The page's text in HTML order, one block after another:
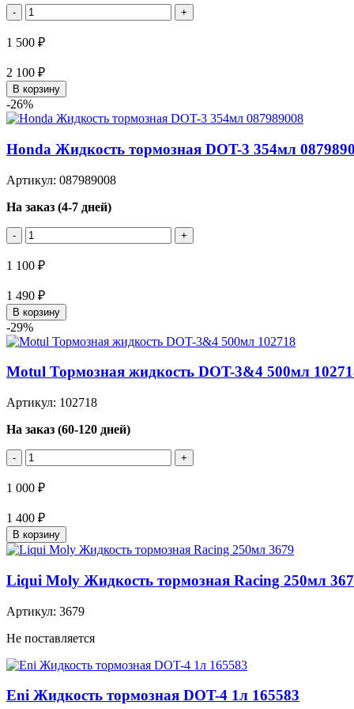
- +
1 500 ₽
2 100 ₽
В корзину
-26%
Honda Жидкость тормозная DOT-3 354мл
Артикул: 087989008
На заказ (4-7 дней)
- +
1 100 ₽
1 490 ₽
В корзину
-29%
Motul Тормозная жидкость DOT-3&4 500мл
Артикул: 102718
На заказ (60-120 дней)
- +
1 000 ₽
1 400 ₽
В корзину
Liqui Moly Жидкость тормозная Racing 250мл
Артикул: 3679
Не поставляется
Eni Жидкость тормозная DOT-4 1л 165583